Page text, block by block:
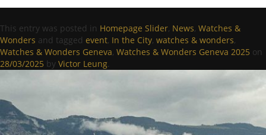
This entry was posted in Homepage Slider, News, Watches &
Wonders and tagged event, In the City, watches & wonders,
Watches & Wonders Geneva, Watches & Wonders Geneva 2025 on
28/03/2025 by Victor Leung.